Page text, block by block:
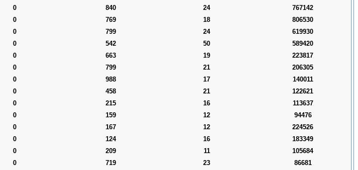
0 840 24
767142
0 769 18
806530
0 799 24
619930
0 542 50
589420
0 663 19
223817
0 799 21
206305
0 988 17
140011
0 458 21
122621
0 215 16
113637
0 159 12
94476
0 167 12
224526
0 124 16
183349
0 209 11
105684
0 719 23
86681